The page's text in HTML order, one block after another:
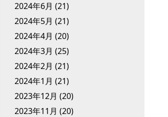
2024年6月 (21)
2024年5月 (21)
2024年4月 (20)
2024年3月 (25)
2024年2月 (21)
2024年1月 (21)
2023年12月 (20)
2023年11月 (20)